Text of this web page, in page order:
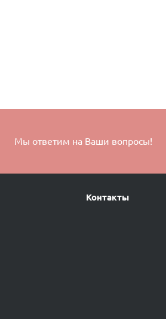
Мы ответим на Ваши вопросы!
Контакты